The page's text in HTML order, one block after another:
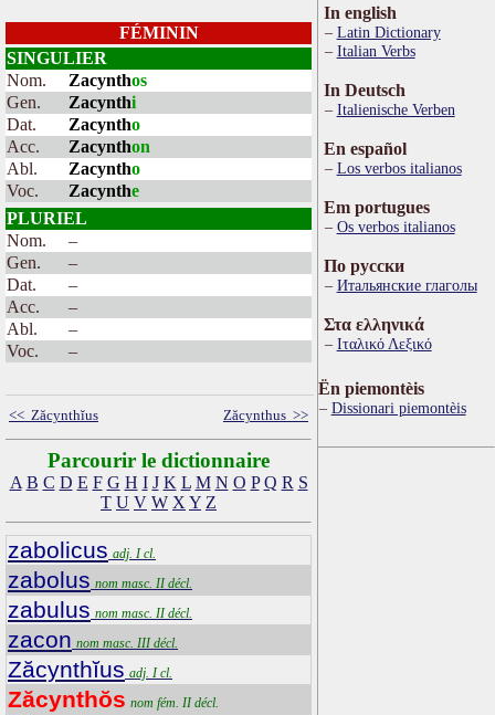
FÉMININ
SINGULIER
Nom.
Zacynthos
Gen.
Zacynthi
Dat.
Zacyntho
Acc.
Zacynthon
Abl.
Zacyntho
Voc.
Zacynthe
PLURIEL
Nom.
–
Gen.
–
Dat.
–
Acc.
–
Abl.
–
Voc.
–
<< Zăcynthĭus Zăcynthus >>
Parcourir le dictionnaire
A B C D E F G H I J K L M N O P Q R S
T U V W X Y Z
zabolicus adj. I cl.
zabolus nom masc. II décl.
zabulus nom masc. II décl.
zacon nom masc. III décl.
Zăcynthĭus adj. I cl.
Zăcynthŏs nom fém. II décl.
In english
Latin Dictionary
Italian Verbs
In Deutsch
Italienische Verben
En español
Los verbos italianos
Em portugues
Os verbos italianos
По русски
Итальянские глаголы
Στα ελληνικά
Ιταλικό Λεξικό
Ën piemontèis
Dissionari piemontèis